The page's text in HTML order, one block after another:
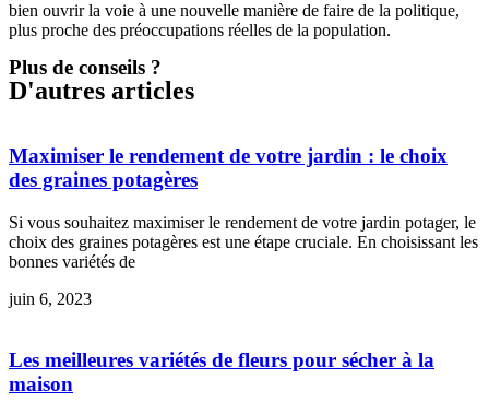
bien ouvrir la voie à une nouvelle manière de faire de la politique,
plus proche des préoccupations réelles de la population.
Plus de conseils ?
D'autres articles
Maximiser le rendement de votre jardin : le choix
des graines potagères
Si vous souhaitez maximiser le rendement de votre jardin potager, le
choix des graines potagères est une étape cruciale. En choisissant les
bonnes variétés de
juin 6, 2023
Les meilleures variétés de fleurs pour sécher à la
maison